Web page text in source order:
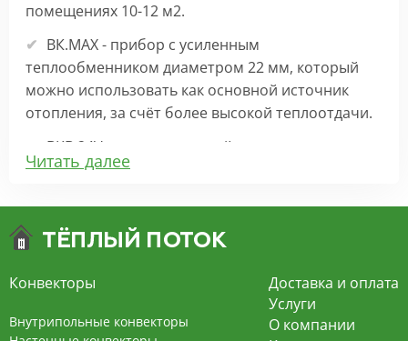
помещениях 10-12 м2.
ВК.МАХ - прибор с усиленным
теплообменником диаметром 22 мм, который
можно использовать как основной источник
отопления, за счёт более высокой теплоотдачи.
ВКВ 24V – внутрипольный конвектор
отопления с вентилятором на 24В подходит для
экономит электроэнергию и бесшумно работает.
конвекцией на 220В. За счет тангенциального
вентилятора создает принудительную
Читать далее
Конвекторы
Внутрипольные конвекторы
Доставка и оплата
Услуги
О компании